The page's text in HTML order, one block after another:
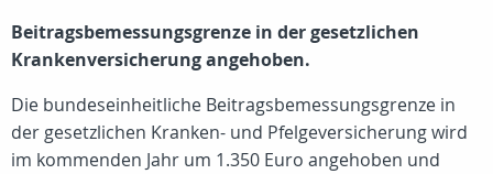
Beitragsbemessungsgrenze in der gesetzlichen
Krankenversicherung angehoben.
Die bundeseinheitliche Beitragsbemessungsgrenze in
der gesetzlichen Kranken- und Pfelgeversicherung wird
im kommenden Jahr um 1.350 Euro angehoben und